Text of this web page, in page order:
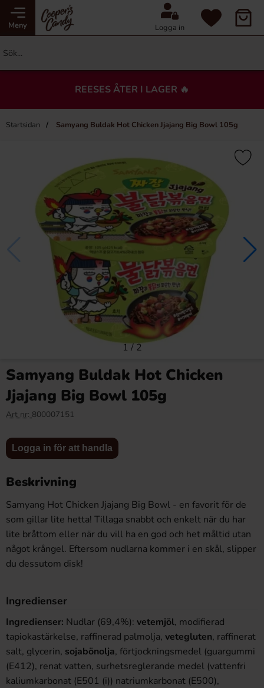
Meny Logga in
REESES ÅTER I LAGER 🔥
Startsidan Samyang Buldak Hot Chicken Jjajang Big Bowl 105g
1/2
Samyang Buldak Hot Chicken
Jjajang Big Bowl 105g
Art nr: 800007151
Logga in för att handla
Beskrivning
Samyang Hot Chicken Jjajang Big Bowl - en favorit för de
som gillar lite hetta! Tillaga snabbt och enkelt när du har
lite bråttom eller när du vill ha en god och het måltid utan
något krångel. Eftersom nudlarna kommer i en skål, slipper
du dessutom disk!
Ingredienser
Ingredienser: Nudlar (69,4%): vetemjöl, modifierad
tapiokastärkelse, raffinerad palmolja, vetegluten, raffinerat
salt, glycerin, sojabönolja, förtjockningsmedel (guargummi
(E412), renat vatten, surhetsreglerande medel (vattenfri
kaliumkarbonat (E501 (i)) natriumkarbonat (E500),